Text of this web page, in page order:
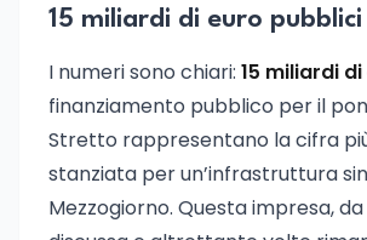
15 miliardi di euro pubblici
I numeri sono chiari: 15 miliardi
finanziamento pubblico per il
Stretto rappresentano la cifra
stanziata per un’infrastruttura
Mezzogiorno. Questa impresa,